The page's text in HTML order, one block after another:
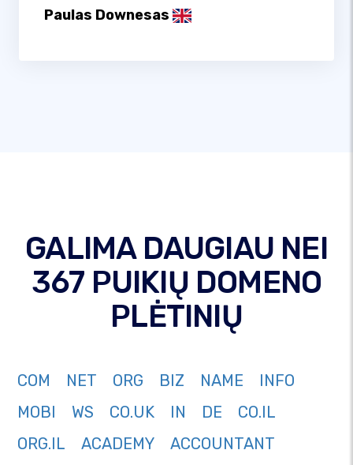
Paulas Downesas
GALIMA DAUGIAU NEI
367 PUIKIŲ DOMENO
PLĖTINIŲ
COM NET ORG BIZ NAME
INFO
MOBI
WS CO.UK IN DE
CO.IL
ORG.IL
ACADEMY
ACCOUNTANT